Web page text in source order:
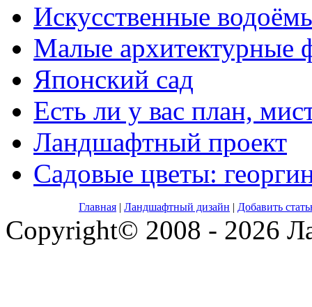
Искусственные
Малые архитектурные
Японский сад
Есть ли у вас план,
Ландшафтный проект
Садовые цветы:
Главная | Ландшафтный дизайн | Добавить
Copyright© 2008 - 2026